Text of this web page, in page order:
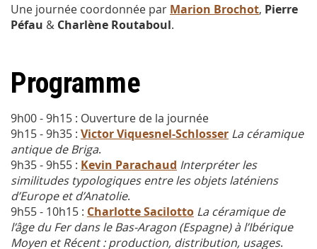
Une journée coordonnée par Marion Brochot, Pierre
Péfau & Charlène Routaboul.
Programme
9h00 - 9h15 : Ouverture de la journée
9h15 - 9h35 : Victor Viquesnel-Schlosser La céramique
antique de Briga.
9h35 - 9h55 : Kevin Parachaud Interpréter les
similitudes typologiques entre les objets laténiens
d’Europe et d’Anatolie.
9h55 - 10h15 : Charlotte Sacilotto La céramique de
l’âge du Fer dans le Bas-Aragon (Espagne) à l’Ibérique
Moyen et Récent : production, distribution, usages.